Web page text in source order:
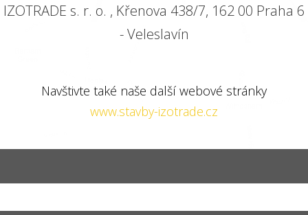
IZOTRADE s. r. o. , Křenova 438/7, 162 00 Praha 6
- Veleslavín
Navštivte také naše další webové stránky
www.stavby-izotrade.cz